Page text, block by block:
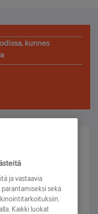
kunnes
voita!
arvonnassa.
ja vastaavia
sekä
Kaikki luokat